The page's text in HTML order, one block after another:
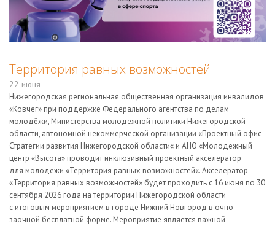
Территория равных возможностей
22 июня
Нижегородская региональная общественная организация инвалидов
«Ковчег» при поддержке Федерального агентства по делам
молодёжи, Министерства молодежной политики Нижегородской
области, автономной некоммерческой организации «Проектный офис
Стратегии развития Нижегородской области« и АНО «Молодежный
центр «Высота» проводит инклюзивный проектный акселератор
для молодежи «Территория равных возможностей«. Акселератор
«Территория равных возможностей» будет проходить с 16 июня по 30
сентября 2026 года на территории Нижегородской области
с итоговым мероприятием в городе Нижний Новгород в очно-
заочной бесплатной форме. Мероприятие является важной